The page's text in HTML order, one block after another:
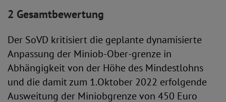
2 Gesamtbewertung
Der SoVD kritisiert die geplante dynamisierte
Anpassung der Miniob-Ober-grenze in
Abhängigkeit von der Höhe des Mindestlohns
und die damit zum 1.Oktober 2022 erfolgende
Ausweitung der Miniobgrenze von 450 Euro